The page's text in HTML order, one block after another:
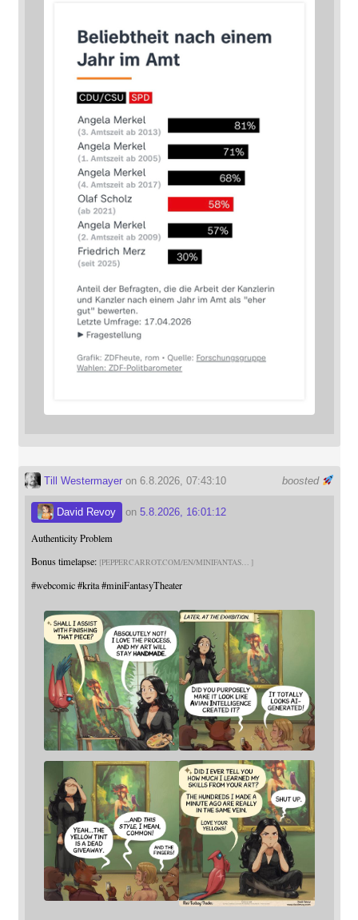
boosted
Till Westermayeron 6.8.2026, 07:43:10
David Revoy on 5.8.2026, 16:01:12
Authenticity Problem
Bonus timelapse: PEPPERCARROT.COM/EN/MINIFANTAS
#webcomic #krita #miniFantasyTheater